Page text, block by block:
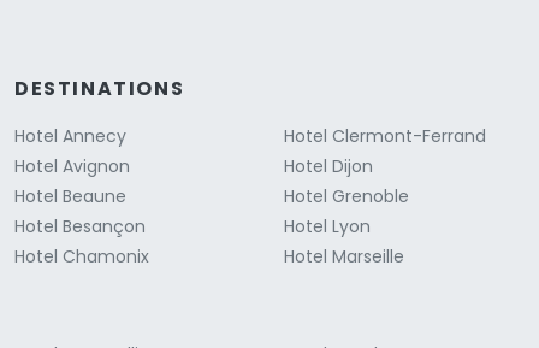
DESTINATIONS
Hotel Annecy
Hotel Avignon
Hotel Beaune
Hotel Besançon
Hotel Chamonix
Hotel Clermont-Ferrand
Hotel Dijon
Hotel Grenoble
Hotel Lyon
Hotel Marseille